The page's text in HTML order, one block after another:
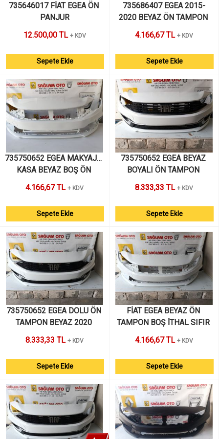
735646017 FİAT EGEA ÖN
PANJUR
12.500,00 TL + KDV
Sepete Ekle
735686407 EGEA 2015-
2020 BEYAZ ÖN TAMPON
4.166,67 TL + KDV
Sepete Ekle
735750652 EGEA MAKYAJLI
KASA BEYAZ BOŞ ÖN
4.166,67 TL + KDV
Sepete Ekle
735750652 EGEA BEYAZ
BOYALI ÖN TAMPON
HATASIZ
8.333,33 TL + KDV
Sepete Ekle
735750652 EGEA DOLU ÖN
TAMPON BEYAZ 2020
8.333,33 TL + KDV
Sepete Ekle
FİAT EGEA BEYAZ ÖN
TAMPON BOŞ İTHAL SIFIR
4.166,67 TL + KDV
Sepete Ekle